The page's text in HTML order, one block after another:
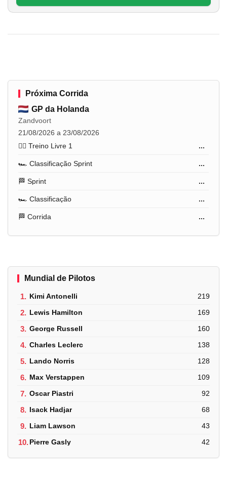
Próxima Corrida
GP da Holanda
Zandvoort
21/08/2026 a 23/08/2026
🏋️‍♂️ Treino Livre 1
...
🏎️ Classificação Sprint ...
🏁 Sprint ...
🏎️ Classificação ...
🏁 Corrida ...
Mundial de Pilotos
1. Kimi Antonelli 219
2. Lewis Hamilton 169
3. George Russell 160
4. Charles Leclerc 138
5. Lando Norris 128
6. Max Verstappen 109
7. Oscar Piastri 92
8. Isack Hadjar 68
9. Liam Lawson 43
10.Pierre Gasly 42